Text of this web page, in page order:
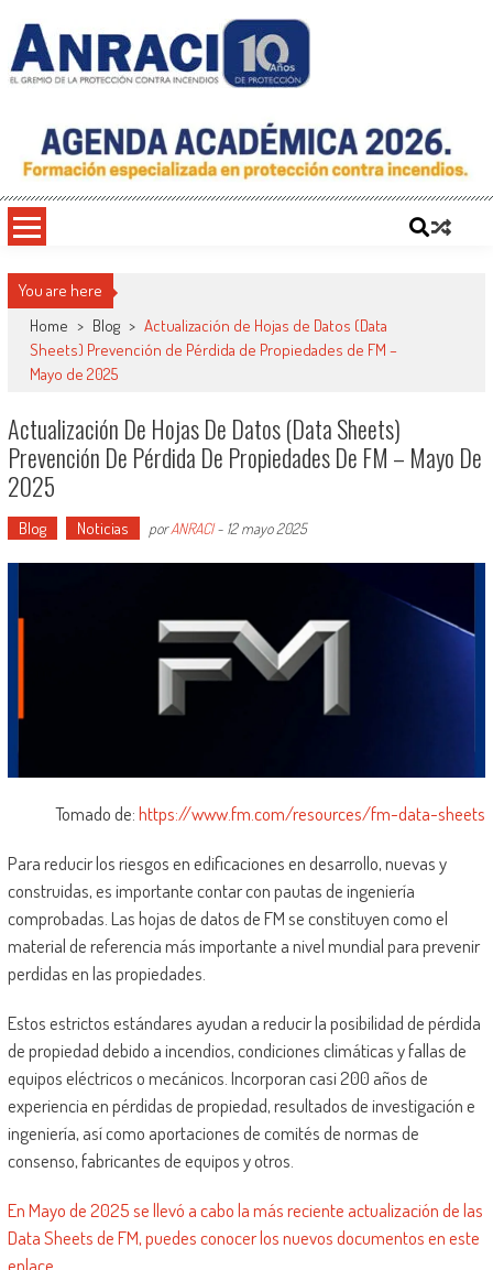
contenido
Protección Contra Incendios
Condiciones de Protección Contra Incendios para Nuestra Sociedad
You are here
Home > Blog > Actualización de Hojas de Datos (Data
Sheets) Prevención de Pérdida de Propiedades de FM –
Mayo de 2025
Actualización De Hojas De Datos (Data Sheets)
Prevención De Pérdida De Propiedades De FM – Mayo De
2025
Blog Noticias porANRACI- 12 mayo 2025
Tomado de:https://www.fm.com/resources/fm-data-sheets
Para reducir los riesgos en edificaciones en desarrollo, nuevas y
construidas, es importante contar con pautas de ingeniería
comprobadas. Las hojas de datos de FM se constituyen como el
material de referencia más importante a nivel mundial para prevenir
perdidas en las propiedades.
Estos estrictos estándares ayudan a reducir la posibilidad de pérdida
de propiedad debido a incendios, condiciones climáticas y fallas de
equipos eléctricos o mecánicos. Incorporan casi 200 años de
experiencia en pérdidas de propiedad, resultados de investigación e
ingeniería, así como aportaciones de comités de normas de
consenso, fabricantes de equipos y otros.
En Mayo de 2025 se llevó a cabo la más reciente actualización de las
Data Sheets de FM, puedes conocer los nuevos documentos en este